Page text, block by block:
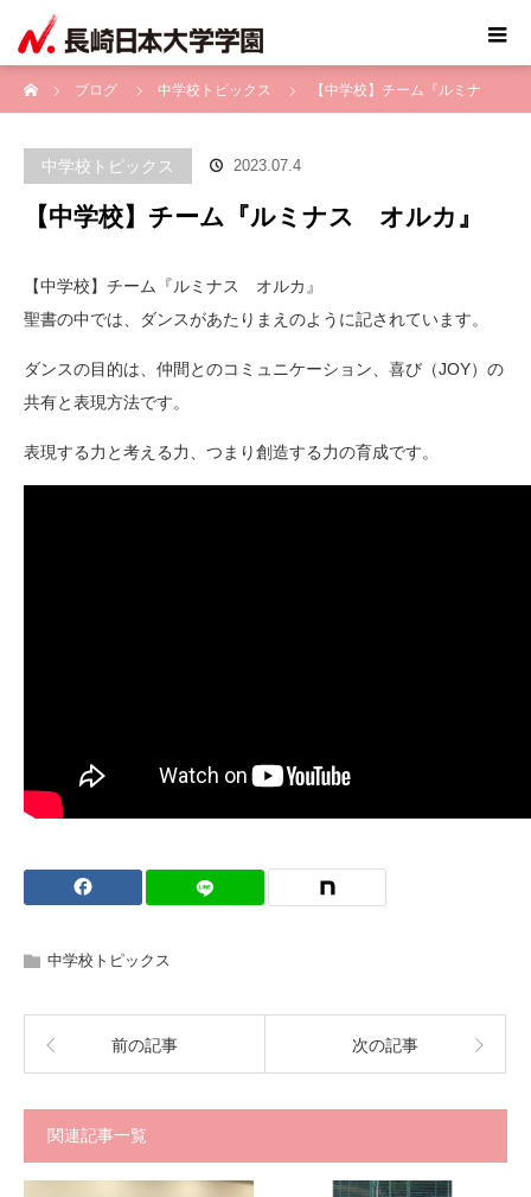
ブログ
中学校トピックス 【中学校】チーム『ルミナ
中学校トピックス 2023.07.4
【中学校】チーム『ルミナス オルカ』
【中学校】チーム『ルミナス オルカ』
聖書の中では、ダンスがあたりまえのように記されています。
ダンスの目的は、仲間とのコミュニケーション、喜び（JOY）の
共有と表現方法です。
表現する力と考える力、つまり創造する力の育成です。
中学校トピックス
前の記事 次の記事
関連記事一覧